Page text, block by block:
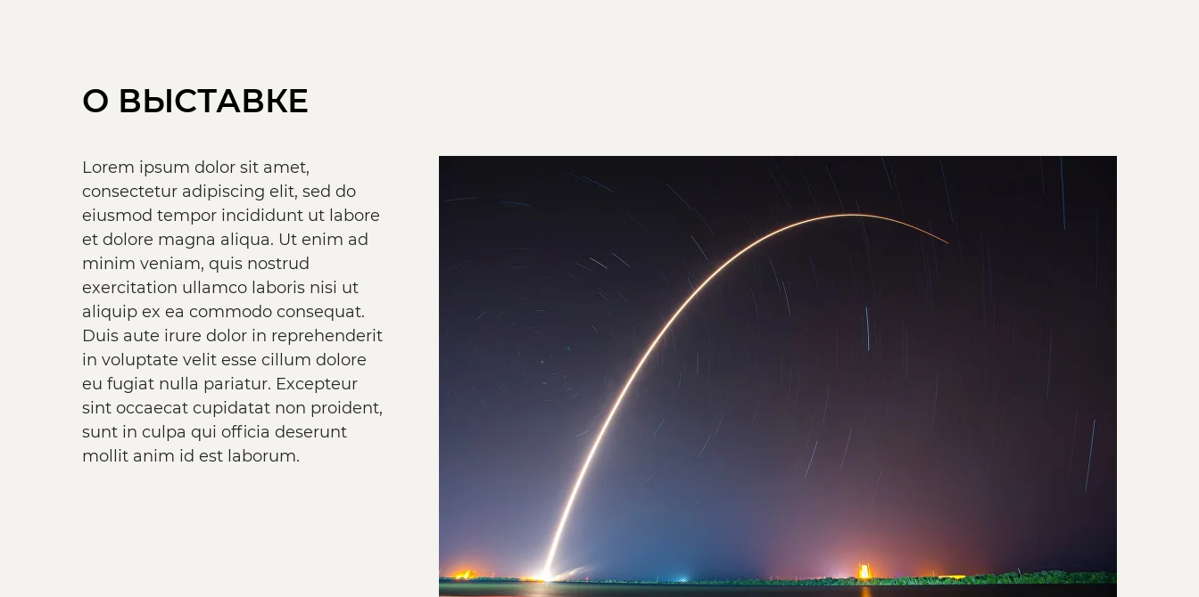
О ВЫСТАВКЕ
Lorem ipsum dolor sit amet,
consectetur adipiscing elit, sed do
eiusmod tempor incididunt ut labore
et dolore magna aliqua. Ut enim ad
minim veniam, quis nostrud
exercitation ullamco laboris nisi ut
aliquip ex ea commodo consequat.
Duis aute irure dolor in reprehenderit
in voluptate velit esse cillum dolore
eu fugiat nulla pariatur. Excepteur
sint occaecat cupidatat non proident,
sunt in culpa qui officia deserunt
mollit anim id est laborum.